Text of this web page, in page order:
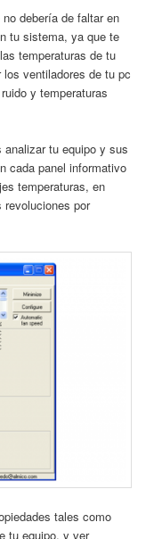
debería de faltar en
tu sistema, ya que te
temperaturas de tu
los ventiladores de tu pc
y temperaturas
analizar tu equipo y sus
cada panel informativo
temperaturas, en
revoluciones por
tales como
tu equipo, y ver